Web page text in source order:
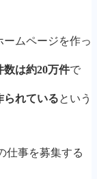
ムページを作っ
数は約20万件で
られているという
仕事を募集する